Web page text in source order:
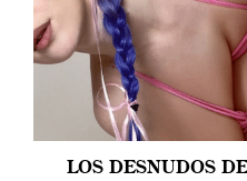
LOS DESNUDOS